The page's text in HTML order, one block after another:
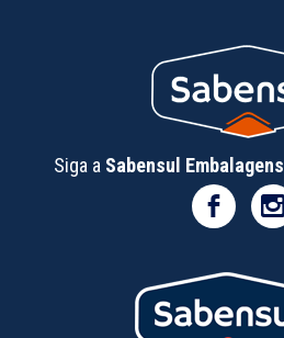
Siga a Sabensul Embalagens